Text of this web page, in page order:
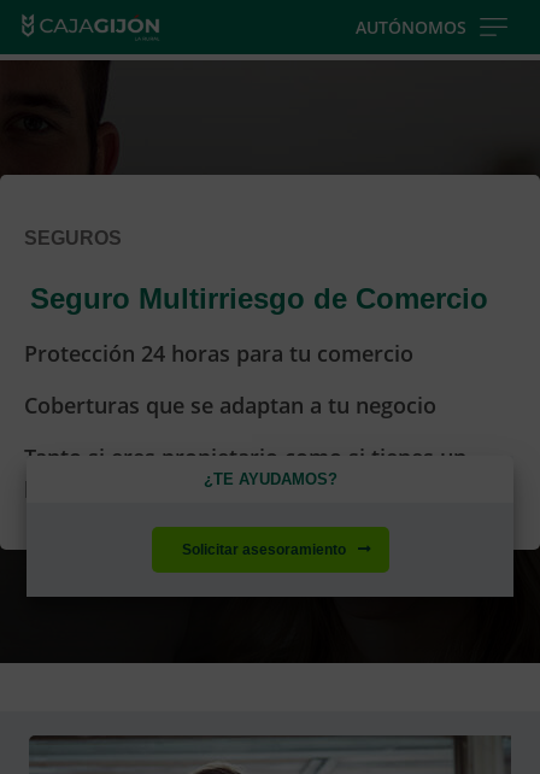
AUTÓNOMOS
SEGUROS
Seguro Multirriesgo de Comercio
Protección 24 horas para tu comercio
Coberturas que se adaptan a tu negocio
Tanto si eres propietario como si tienes un
local alquilado
¿TE AYUDAMOS?
Solicitar asesoramiento